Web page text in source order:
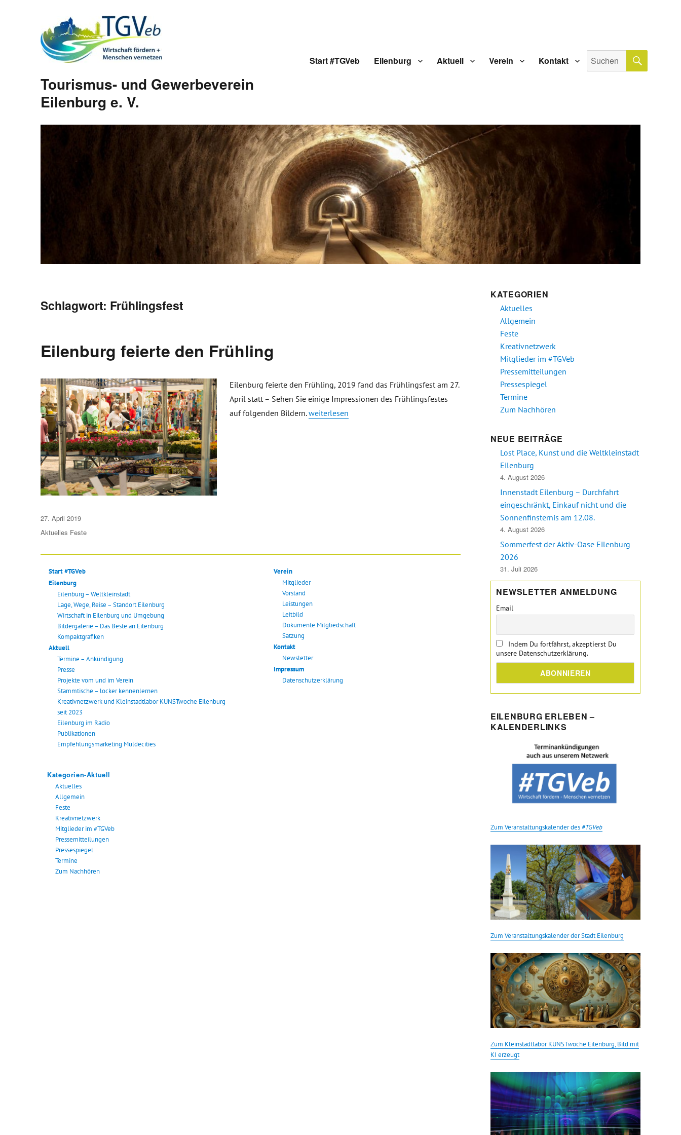
Tourismus- und Gewerbeverein
Eilenburg e. V.
Start #TGVeb Eilenburg Aktuell Verein Kontakt
Suche
nach:
Schlagwort: Frühlingsfest
Eilenburg feierte den Frühling
Eilenburg feierte den Frühling, 2019 fand das Frühlingsfest am 27.
April statt – Sehen Sie einige Impressionen des Frühlingsfestes
auf folgenden Bildern.„Eilenburg feierte den Frühling“
weiterlesen
Veröffentlicht
am
27. April 2019
Aktuelles Feste
Start #TGVeb
Eilenburg
Eilenburg – Weltkleinstadt
Lage, Wege, Reise – Standort Eilenburg
Wirtschaft in Eilenburg und Umgebung
Bildergalerie – Das Beste an Eilenburg
Kompaktgrafiken
Aktuell
Termine – Ankündigung
Presse
Projekte vom und im Verein
Stammtische – locker kennenlernen
Kreativnetzwerk und Kleinstadtlabor KUNSTwoche Eilenburg
seit 2023
Eilenburg im Radio
Publikationen
Empfehlungsmarketing Muldecities
Kategorien-Aktuell
Aktuelles
Allgemein
Feste
Kreativnetzwerk
Mitglieder im #TGVeb
Pressemitteilungen
Pressespiegel
Termine
Zum Nachhören
Verein
Mitglieder
Vorstand
Leistungen
Leitbild
Dokumente Mitgliedschaft
Satzung
Kontakt
Newsletter
Impressum
Datenschutzerklärung
KATEGORIEN
Aktuelles
Allgemein
Feste
Kreativnetzwerk
Mitglieder im #TGVeb
Pressemitteilungen
Pressespiegel
Termine
Zum Nachhören
NEUE BEITRÄGE
Lost Place, Kunst und die Weltkleinstadt
Eilenburg
4. August 2026
Innenstadt Eilenburg – Durchfahrt
eingeschränkt, Einkauf nicht und die
Sonnenfinsternis am 12.08.
4. August 2026
Sommerfest der Aktiv-Oase Eilenburg
2026
31. Juli 2026
NEWSLETTER ANMELDUNG
Email
Indem Du fortfährst, akzeptierst Du
unsere Datenschutzerklärung.
EILENBURG ERLEBEN –
KALENDERLINKS
Zum Veranstaltungskalender des #TGVeb
Zum Veranstaltungskalender der Stadt Eilenburg
Zum Kleinstadtlabor KUNSTwoche Eilenburg, Bild mit
KI erzeugt